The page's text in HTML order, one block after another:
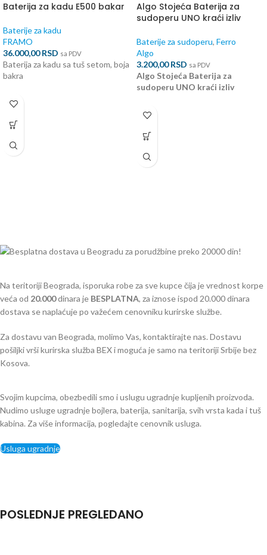
Baterija za kadu E500 bakar
Baterije za kadu
FRAMO
36.000,00RSD sa PDV
Baterija za kadu sa tuš setom, boja
bakra
Algo Stojeća Baterija za
sudoperu UNO kraći izliv
Baterije za sudoperu, Ferro
Algo
3.200,00RSD sa PDV
Algo Stojeća Baterija za
sudoperu UNO kraći izliv
Na teritoriji Beograda, isporuka robe za sve kupce čija je vrednost korpe
veća od 20.000dinara je BESPLATNA, za iznose ispod 20.000 dinara
dostava se naplaćuje po važećem cenovniku kurirske službe.
Za dostavu van Beograda, molimo Vas, kontaktirajte nas. Dostavu
pošiljki vrši kurirska služba BEX i moguća je samo na teritoriji Srbije bez
Kosova.
Svojim kupcima, obezbedili smo i uslugu ugradnje kupljenih proizvoda.
Nudimo usluge ugradnje bojlera, baterija, sanitarija, svih vrsta kada i tuš
kabina. Za više informacija, pogledajte cenovnik usluga.
Usluga ugradnje
POSLEDNJE PREGLEDANO